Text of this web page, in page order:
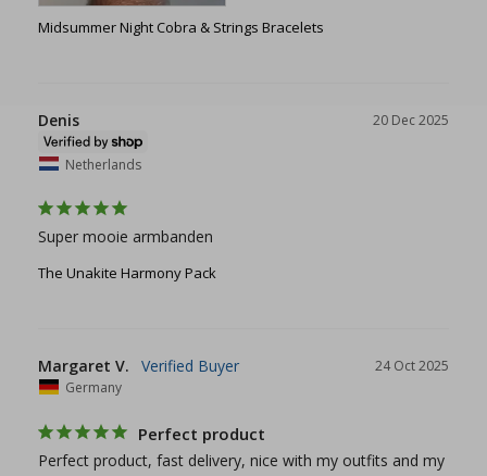
Midsummer Night Cobra & Strings Bracelets
20 Dec 2025
Denis
Netherlands
Super mooie armbanden
The Unakite Harmony Pack
24 Oct 2025
Margaret V.
Germany
Perfect product
Perfect product, fast delivery, nice with my outfits and my